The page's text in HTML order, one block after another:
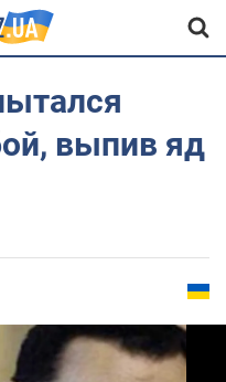
выпив яд